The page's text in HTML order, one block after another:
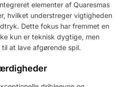
elementer af Quaresmas
hvilket understreger vigtigheden
Dette fokus har fremmet en
kun er teknisk dygtige, men
at lave afgørende spil.